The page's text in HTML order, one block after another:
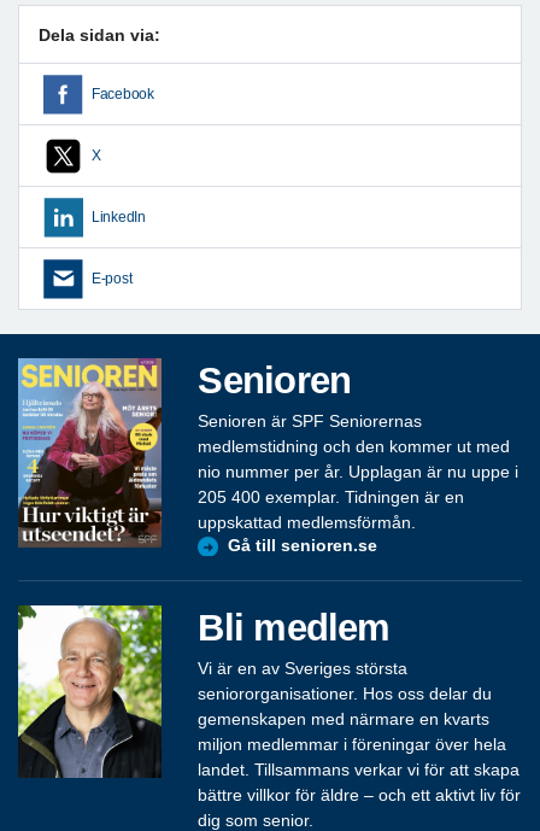
Dela sidan via:
Facebook
X
LinkedIn
E-post
Senioren
Senioren är SPF Seniorernas
medlemstidning och den kommer ut med
nio nummer per år. Upplagan är nu uppe i
205 400 exemplar. Tidningen är en
uppskattad medlemsförmån.
Gå till senioren.se
Bli medlem
Vi är en av Sveriges största
seniororganisationer. Hos oss delar du
gemenskapen med närmare en kvarts
miljon medlemmar i föreningar över hela
landet. Tillsammans verkar vi för att skapa
bättre villkor för äldre – och ett aktivt liv för
dig som senior.